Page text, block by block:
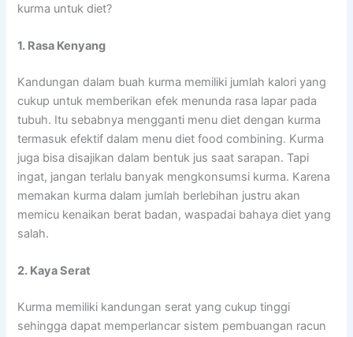
kurma untuk diet?
1. Rasa Kenyang
Kandungan dalam buah kurma memiliki jumlah kalori yang
cukup untuk memberikan efek menunda rasa lapar pada
tubuh. Itu sebabnya mengganti menu diet dengan kurma
termasuk efektif dalam menu diet food combining. Kurma
juga bisa disajikan dalam bentuk jus saat sarapan. Tapi
ingat, jangan terlalu banyak mengkonsumsi kurma. Karena
memakan kurma dalam jumlah berlebihan justru akan
memicu kenaikan berat badan, waspadai bahaya diet yang
salah.
2. Kaya Serat
Kurma memiliki kandungan serat yang cukup tinggi
sehingga dapat memperlancar sistem pembuangan racun